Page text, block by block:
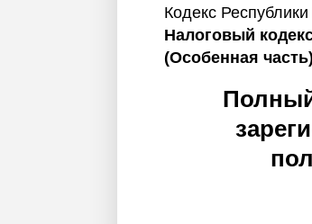
Кодекс
Налоговый
(Особенная часть)